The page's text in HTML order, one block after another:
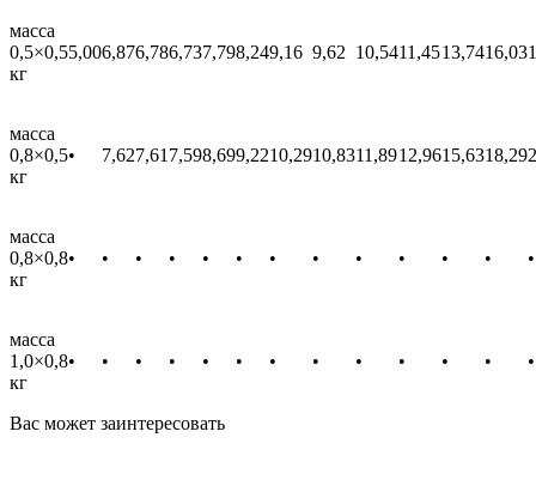
масса
0,5×0,5
кг
5,006,876,786,737,798,249,16 9,62 10,5411,4513,7416,03
масса
0,8×0,5
кг
• 7,627,61 7,598,699,2210,2910,8311,8912,9615,6318,29
масса
0,8×0,8
кг
• • • • • • • • • • • • •
масса
1,0×0,8
кг
• • • • • • • • • • • • •
Вас может заинтересовать